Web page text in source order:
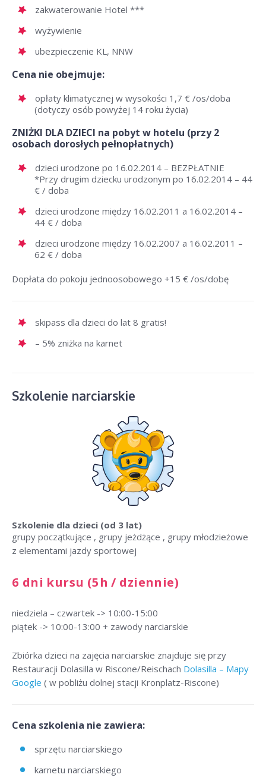
zakwaterowanie Hotel ***
wyżywienie
ubezpieczenie KL, NNW
Cena nie obejmuje:
opłaty klimatycznej w wysokości 1,7 € /os/doba
(dotyczy osób powyżej 14 roku życia)
ZNIŻKI DLA DZIECI na pobyt w hotelu (przy 2
osobach dorosłych pełnopłatnych)
dzieci urodzone po 16.02.2014 – BEZPŁATNIE
*Przy drugim dziecku urodzonym po 16.02.2014 – 44
€ / doba
dzieci urodzone między 16.02.2011 a 16.02.2014 –
44 € / doba
dzieci urodzone między 16.02.2007 a 16.02.2011 –
62 € / doba
Dopłata do pokoju jednoosobowego +15 € /os/dobę
skipass dla dzieci do lat 8 gratis!
– 5% zniżka na karnet
Szkolenie narciarskie
Szkolenie dla dzieci (od 3 lat)
grupy początkujące , grupy jeżdżące , grupy młodzieżowe
z elementami jazdy sportowej
6 dni kursu (5h / dziennie)
niedziela – czwartek -> 10:00-15:00
piątek -> 10:00-13:00 + zawody narciarskie
Zbiórka dzieci na zajęcia narciarskie znajduje się przy
Restauracji Dolasilla w Riscone/Reischach Dolasilla – Mapy
Google ( w pobliżu dolnej stacji Kronplatz-Riscone)
Cena szkolenia nie zawiera:
sprzętu narciarskiego
karnetu narciarskiego